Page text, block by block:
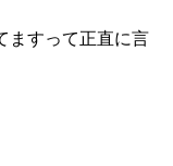
ますって正直に言